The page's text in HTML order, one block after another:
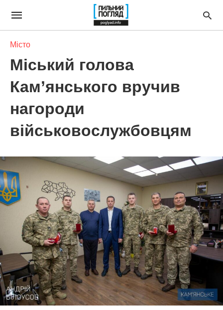
Місто
Міський голова
Кам’янського вручив
нагороди
військовослужбовцям